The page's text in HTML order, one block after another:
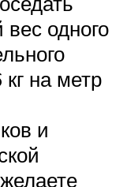
одного
на метр
и